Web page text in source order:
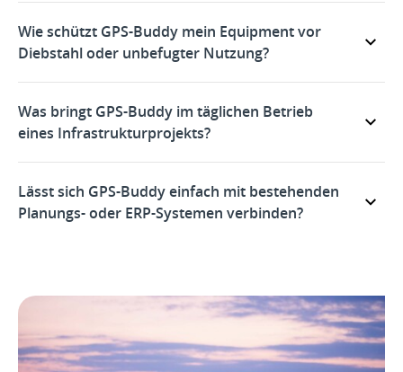
Wie schützt GPS-Buddy mein Equipment vor
Diebstahl oder unbefugter Nutzung?
Was bringt GPS-Buddy im täglichen Betrieb
eines Infrastrukturprojekts?
Lässt sich GPS-Buddy einfach mit bestehenden
Planungs- oder ERP-Systemen verbinden?